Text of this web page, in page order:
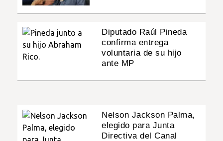
Diputado Raúl Pineda
confirma entrega
voluntaria de su hijo
ante MP
Nelson Jackson Palma,
elegido para Junta
Directiva del Canal